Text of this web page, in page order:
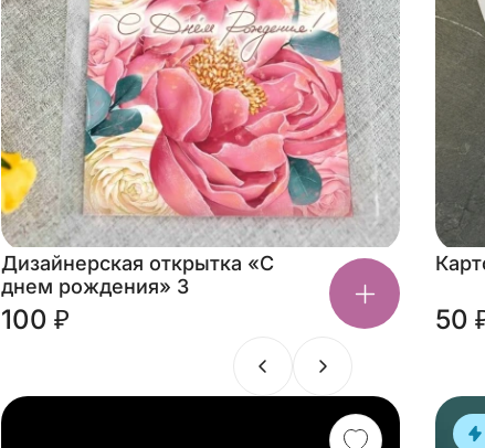
Дизайнерская открытка «С
днем рождения» 3
100 ₽ 50